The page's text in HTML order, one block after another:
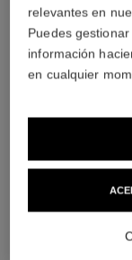
LA
relevantes en
Puedes
información
en cualquier